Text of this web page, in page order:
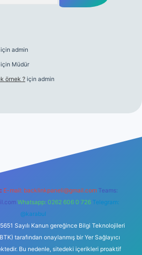
için admin
için Müdür
örnek ? için admin
E-mail: backlinkpaneli@gmail.com Teams:
Whatsapp: 0262 606 0 726 Telegram:
@karabul
Sayılı Kanun gereğince Bilgi Teknolojileri
tarafından onaylanmış bir Yer Sağlayıcı
Bu nedenle, sitedeki içerikleri proaktif